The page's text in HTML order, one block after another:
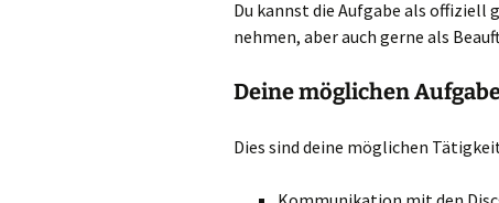
Du kannst die Auf­ga­be als
neh­men, aber auch ger­ne als
Deine möglichen
Dies sind dei­ne mög­li­chen